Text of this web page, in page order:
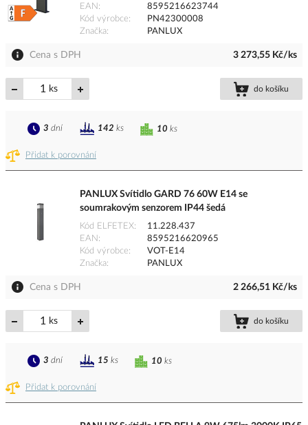
EAN
8595216623744
Kód výrobce
PN42300008
Značka
PANLUX
Cena s DPH 3 273,55 Kč/ks
ks do košíku
Přidat k porovnání
10 ks
3 dní 142 ks
PANLUX Svítidlo GARD 76 60W E14 se
soumrakovým senzorem IP44 šedá
Kód ELFETEX
11.228.437
EAN
8595216620965
Kód výrobce
VOT-E14
Značka
PANLUX
Cena s DPH 2 266,51 Kč/ks
ks do košíku
Přidat k porovnání
10 ks
3 dní 15 ks